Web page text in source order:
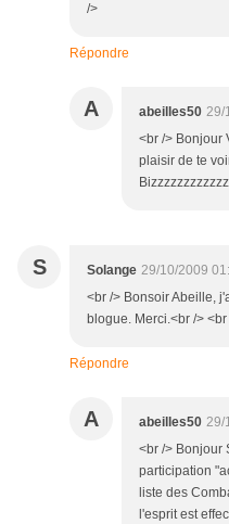
/>
Répondre
A abeilles50 29/
<br /> Bonjour
plaisir de te
S Solange 29/10/2009
<br /> Bonsoir Abeille,
blogue. Merci.<br /> <br
Répondre
A abeilles50 29/
<br /> Bonjour
participation
liste des
l'esprit est